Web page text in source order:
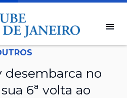
desembarca no
6ª volta ao